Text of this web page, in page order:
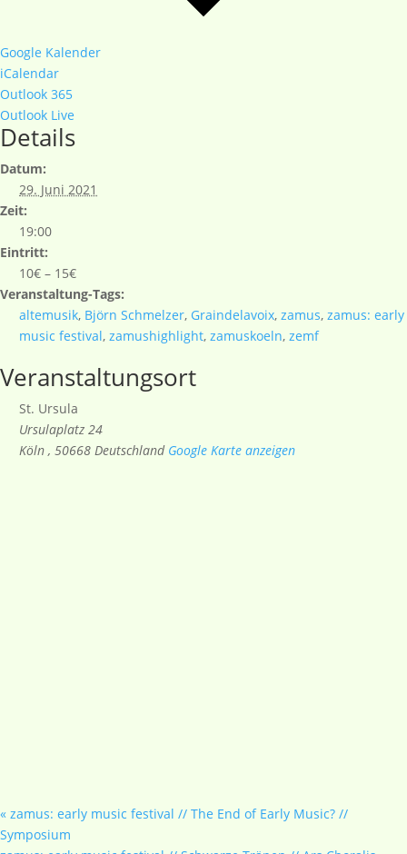
Google Kalender
iCalendar
Outlook 365
Outlook Live
Details
Datum:
29. Juni 2021
Zeit:
19:00
Eintritt:
10€ – 15€
Veranstaltung-Tags:
altemusik, Björn Schmelzer, Graindelavoix, zamus, zamus: early
music festival, zamushighlight, zamuskoeln, zemf
Veranstaltungsort
St. Ursula
Ursulaplatz 24
Köln , 50668 Deutschland Google Karte anzeigen
« zamus: early music festival // The End of Early Music? //
Symposium